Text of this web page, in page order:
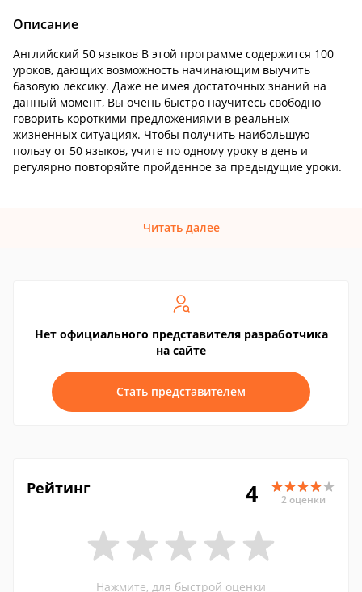
Описание
Английский 50 языков В этой программе содержится 100
уроков, дающих возможность начинающим выучить
базовую лексику. Даже не имея достаточных знаний на
данный момент, Вы очень быстро научитесь свободно
говорить короткими предложениями в реальных
жизненных ситуациях. Чтобы получить наибольшую
пользу от 50 языков, учите по одному уроку в день и
регулярно повторяйте пройденное за предыдущие уроки.
Читать далее
Нет официального представителя разработчика
на сайте
Стать представителем
Рейтинг 4 2 оценки
Нажмите, для быстрой оценки